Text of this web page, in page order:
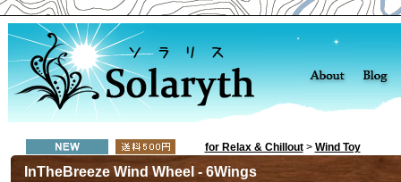
for Relax & Chillout> Wind Toy
InTheBreeze Wind Wheel - 6Wings